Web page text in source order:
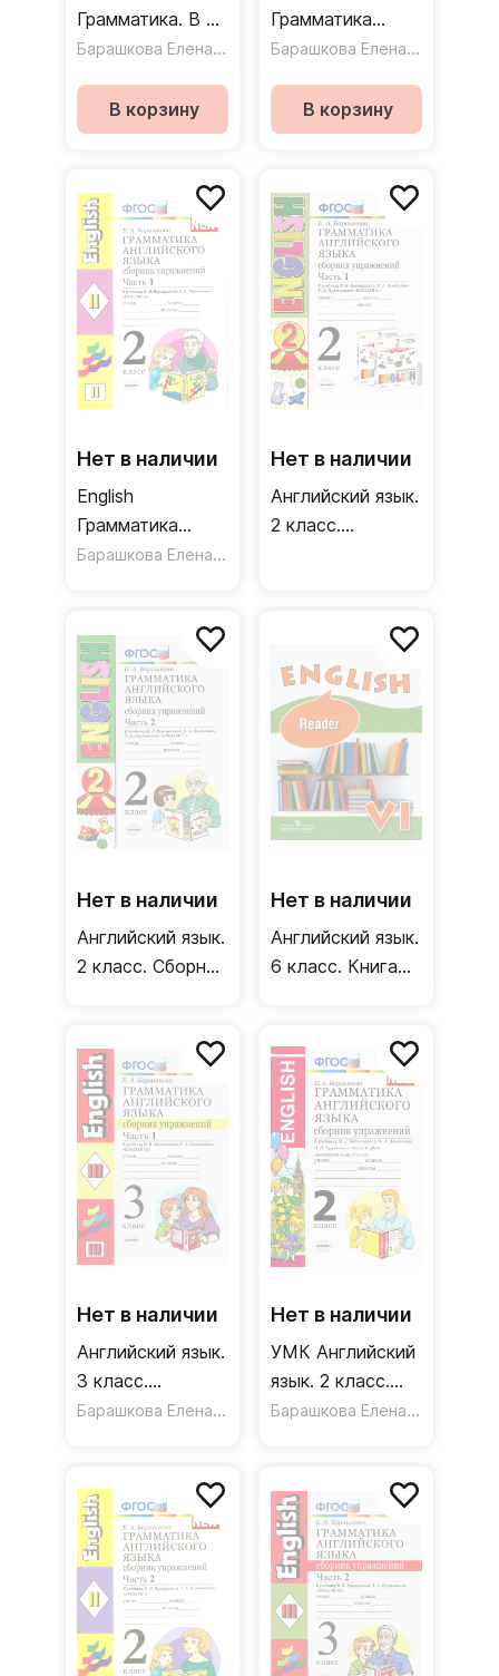
Грамматика. В 2-
х частях. Часть 1
упражнений к
учебнику И.Н.
др.
Барашкова Елена Александровна
В корзину
Грамматика
Книга для
учебнику И.Н.
Верещагиной и
Барашкова Елена Александровна
В корзину
Нет в наличии
English
Грамматика
английского
упражнений к
учебнику И.Н.
Верещагиной.
Часть 1. ФГО
Барашкова Елена Александровна
Нет в наличии
Английский язык.
2 класс.
Верещагиной и
др. Часть 1.
ФГОС
Нет в наличии
Английский язык.
2 класс. Сборник
Верещагиной и
др. Часть 2.
ФГОС
Нет в наличии
Английский язык.
6 класс. Книга
Нет в наличии
Английский язык.
3 класс.
Грамматика.
И.Н.
Верещагиной и
др. Часть 1.
ФГОС
Барашкова Елена Александровна
Нет в наличии
УМК Английский
язык. 2 класс.
Грамматика
упражнений.
ФГОС
Барашкова Елена Александровна